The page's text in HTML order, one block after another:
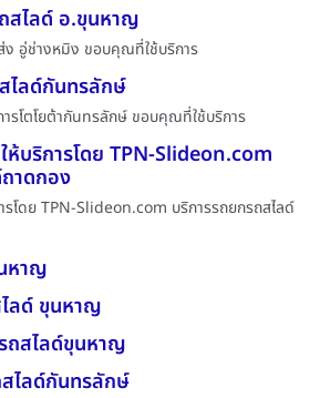
สไลด์ อ.ขุนหาญ
ง อู่ช่างหมิง ขอบคุณที่ใช้บริการ
ไลด์กันทรลักษ์
รโตโยต้ากันทรลักษ์ ขอบคุณที่ใช้บริการ
ห้บริการโดย TPN-Slideon.com
าดกอง
รโดย TPN-Slideon.com บริการรถยกรถสไลด์
หาญ
ลด์ ขุนหาญ
ถสไลด์ขุนหาญ
ไลด์กันทรลักษ์